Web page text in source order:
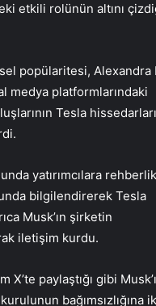
etkili rolünün altını
popülaritesi, Alexandra
medya platformlarındaki
Tesla
yatırımcılara rehberlik
bilgilendirerek Tesla
Musk’ın şirketin
iletişim kurdu.
X’te paylaştığı gibi
bağımsızlığına